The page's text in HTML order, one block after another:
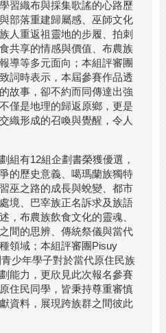
習織布與採集歌謠的心路歷
部落重建歸屬感、巫師文化
人重返祖靈地的步履、拍刺
共享的情感與價值、布農族
導等多元面向；本組評審團
詞時表示，本屆參賽作品透
故事，卻不約而同傳達出強
僅是地理的歸返原鄉，更是
織形成的召喚與覺醒，令人
組有12組企劃書榮獲優選，
的歷史意義、噶瑪蘭族獨特
巫之路的成長與蛻變、都市
境、巴宰族正名訴求及族語
，布農族飲食文化的靈魂、
間的思辨、傳統祭儀與當代
領域；本組評審團Pisuy
少年學子對於當代原住民族
能力，更欣見此次報名參賽
住民同學，皆秉持尊重審慎
資料，展現跨族群之間彼此